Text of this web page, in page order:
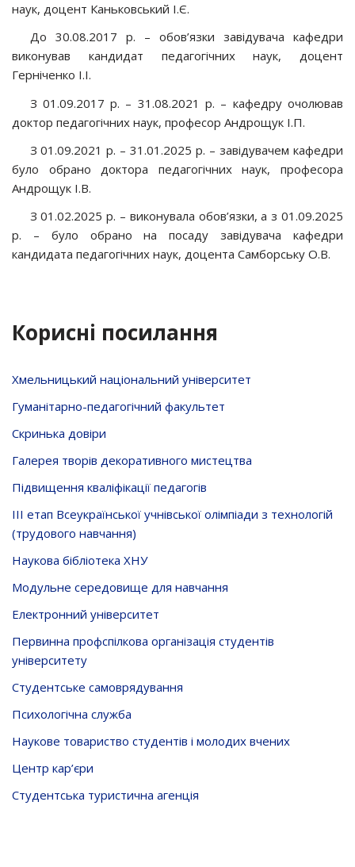
наук, доцент Каньковський І.Є.
До 30.08.2017 р. – обов’язки завідувача кафедри
виконував кандидат педагогічних наук, доцент
Герніченко І.І.
З 01.09.2017 р. – 31.08.2021 р. – кафедру очолював
доктор педагогічних наук, професор Андрощук І.П.
З 01.09.2021 р. – 31.01.2025 р. – завідувачем кафедри
було обрано доктора педагогічних наук, професора
Андрощук І.В.
З 01.02.2025 р. – виконувала обов’язки, а з 01.09.2025
р. – було обрано на посаду завідувача кафедри
кандидата педагогічних наук, доцента Самборську О.В.
Корисні посилання
Хмельницький національний університет
Гуманітарно-педагогічний факультет
Скринька довiри
Галерея творів декоративного мистецтва
Підвищення кваліфікації педагогів
ІІІ етап Всеукраїнської учнівської олімпіади з технологій
(трудового навчання)
Наукова бібліотека ХНУ
Модульне середовище для навчання
Електронний університет
Первинна профспілкова організація студентів
університету
Студентське самоврядування
Психологічна служба
Наукове товариство студентів і молодих вчених
Центр кар’єри
Студентська туристична агенція